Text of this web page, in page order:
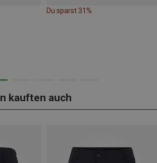
Du sparst 31%
kauften auch